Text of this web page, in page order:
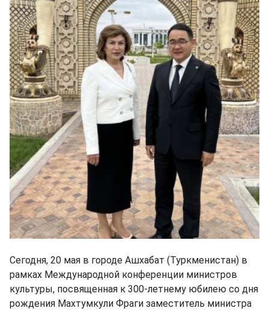
Сегодня, 20 мая в городе Ашхабат (Туркменистан) в
рамках Международной конференции министров
культуры, посвященная к 300-летнему юбилею со дня
рождения Махтумкули Фраги заместитель министра